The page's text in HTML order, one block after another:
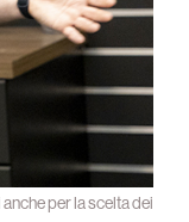
per la scelta dei